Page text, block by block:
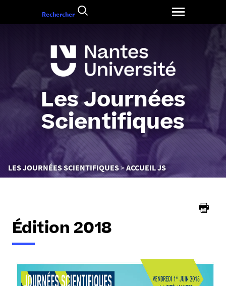
Les Journées
Scientifiques
Vous
êtes
LES JOURNÉES SCIENTIFIQUES ACCUEIL JS
Rechercher
Édition 2018